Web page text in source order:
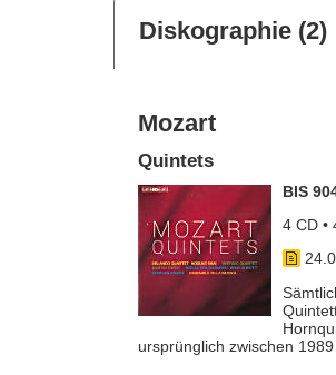
Diskographie (2)
Mozart
Quintets
BIS
4 CD •
ursprünglich zwischen